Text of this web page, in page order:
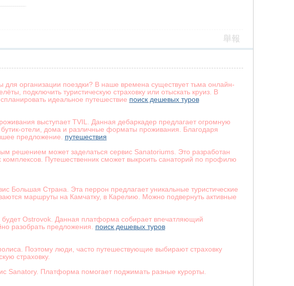
舉報
для организации поездки? В наше времена существует тьма онлайн-
подключить туристическую страховку или отыскать круиз. В
идеальное путешествие поиск дешевых туров
выступает TVIL. Данная дебаркадер предлагает огромную
отели, дома и различные форматы проживания. Благодаря
предложение. путешествия
решением может заделаться сервис Sanatoriums. Это разработан
Путешественник сможет выкроить санаторий по профилю
Большая Страна. Эта перрон предлагает уникальные туристические
маршруты на Камчатку, в Карелию. Можно подвернуть активные
Ostrovok. Данная платформа собирает впечатляющий
разобрать предложения. поиск дешевых туров
Поэтому люди, часто путешествующие выбирают страховку
страховку.
Sanatory. Платформа помогает поджимать разные курорты.